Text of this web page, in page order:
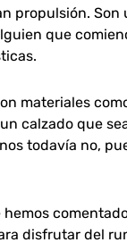
propulsión.
que
materiales
calzado que
todavía no,
disfrutar del